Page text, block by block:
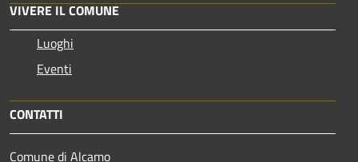
VIVERE IL COMUNE
Luoghi
Eventi
CONTATTI
Comune di Alcamo